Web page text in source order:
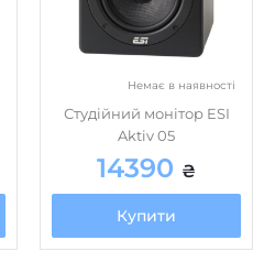
Немає в наявності
Студійний монітор ESI
Aktiv 05
14390₴
Купити